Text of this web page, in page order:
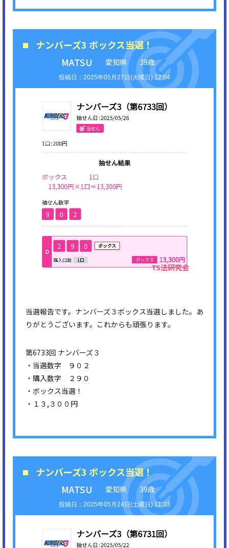
ナンバーズ3 ボックス当選！
MATSU
愛知県 39歳
2025年05月27日(火曜日) 12:04
当選報告です。ナンバーズ３ボックス当選しました。あ
りがとうございます。これからも頑張ります。
第6733回 ナンバーズ３
・当選数字 ９０２
・購入数字 ２９０
・ボックス当選！
・１３,３００円
ナンバーズ3 ボックス当選！
MATSU
愛知県 39歳
2025年05月24日(土曜日) 11:33